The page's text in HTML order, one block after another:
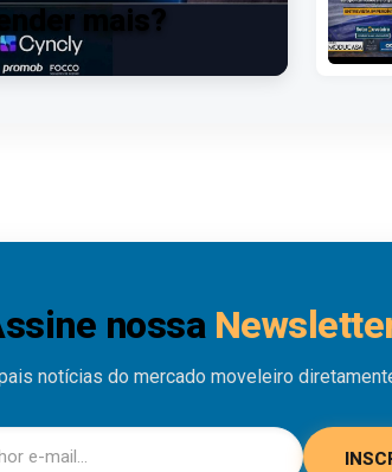
mais?
nossa
notícias do mercado moveleiro